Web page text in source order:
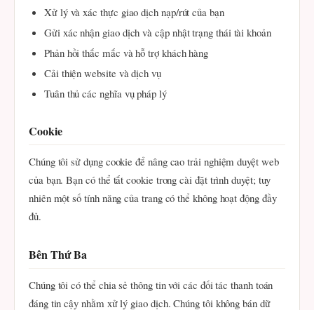
Xử lý và xác thực giao dịch nạp/rút của bạn
Gửi xác nhận giao dịch và cập nhật trạng thái tài khoản
Phản hồi thắc mắc và hỗ trợ khách hàng
Cải thiện website và dịch vụ
Tuân thủ các nghĩa vụ pháp lý
Cookie
Chúng tôi sử dụng cookie để nâng cao trải nghiệm duyệt web
của bạn. Bạn có thể tắt cookie trong cài đặt trình duyệt; tuy
nhiên một số tính năng của trang có thể không hoạt động đầy
đủ.
Bên Thứ Ba
Chúng tôi có thể chia sẻ thông tin với các đối tác thanh toán
đáng tin cậy nhằm xử lý giao dịch. Chúng tôi không bán dữ